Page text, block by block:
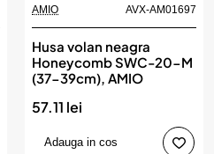
AMIO AVX-AM01697
Husa volan neagra
Honeycomb SWC-20-M
(37-39cm), AMIO
57.11 lei
Adauga in cos